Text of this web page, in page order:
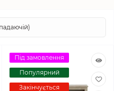
Під замовлення
Популярний
Закінчується